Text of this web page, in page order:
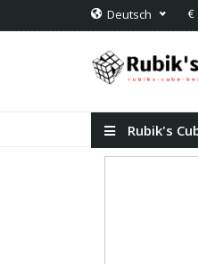
Deutsch €
Rubik's